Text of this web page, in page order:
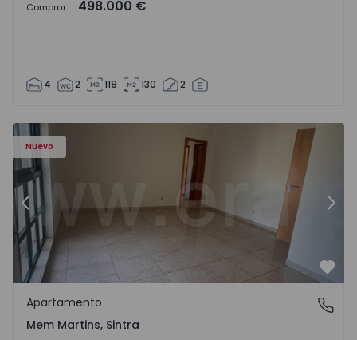
Comprar 498.000 €
4 2 119 130 2
Nuevo
- 15
Apartamento T3 Sintra, Algueirão-Mem Martins -
Anterior
Mem Martins, Sintra
Apartamento
Mem Martins, Sintra